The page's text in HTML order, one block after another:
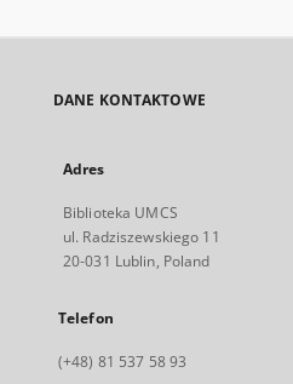
DANE KONTAKTOWE
Adres
Biblioteka UMCS
ul. Radziszewskiego 11
20-031 Lublin, Poland
Telefon
(+48) 81 537 58 93